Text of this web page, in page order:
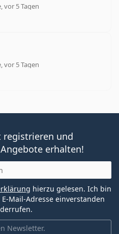
vor 5 Tagen
5 aus 5
vor 5 Tagen
5 aus 5
registrieren und
erhalten!
Newsletter.
hierzu gelesen. Ich bin
Mail-Adresse einverstanden